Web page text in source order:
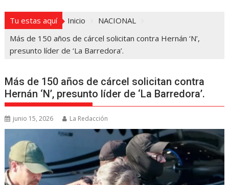
Tu estas aquí Inicio
NACIONAL
Más de 150 años de cárcel solicitan contra Hernán ‘N’,
presunto líder de ‘La Barredora’.
Más de 150 años de cárcel solicitan contra
Hernán ‘N’, presunto líder de ‘La Barredora’.
junio 15, 2026 La Redacción